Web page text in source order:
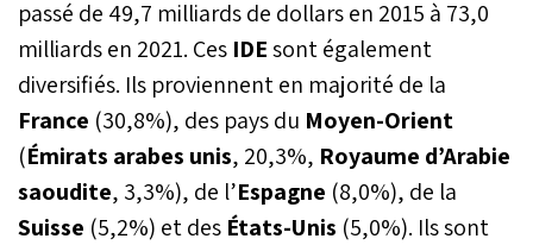
incertitudes élevées. Les
conflits, les perturbations
du transport maritime
dans la mer Rouge et
l’instabilité du marché
pétrolier viennent
s’ajouter aux vulnérabilités
pré-existantes liées au
niveau élevé de la dette
publique et des coûts
passé de 49,7 milliards de dollars en 2015 à 73,0
milliards en 2021. Ces IDEsont également
diversifiés. Ils proviennent en majorité de la
France (30,8%), des pays du Moyen-Orient
(Émirats arabes unis, 20,3%, Royaume d’Arabie
saoudite, 3,3%), de l’Espagne (8,0%), de la
Suisse (5,2%) et des États-Unis (5,0%). Ils sont